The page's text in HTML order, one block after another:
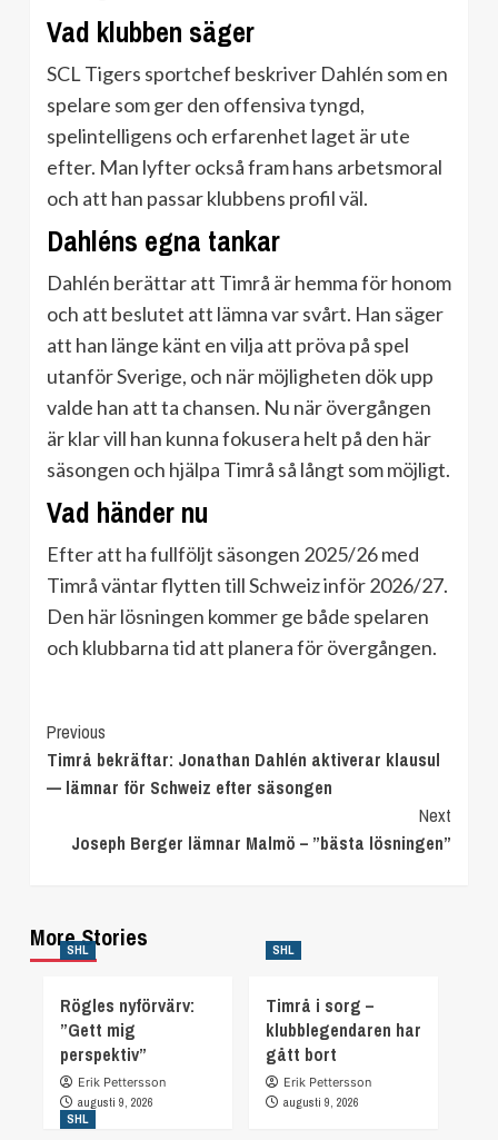
Vad klubben säger
SCL Tigers sportchef beskriver Dahlén som en
spelare som ger den offensiva tyngd,
spelintelligens och erfarenhet laget är ute
efter. Man lyfter också fram hans arbetsmoral
och att han passar klubbens profil väl.
Dahléns egna tankar
Dahlén berättar att Timrå är hemma för honom
och att beslutet att lämna var svårt. Han säger
att han länge känt en vilja att pröva på spel
utanför Sverige, och när möjligheten dök upp
valde han att ta chansen. Nu när övergången
är klar vill han kunna fokusera helt på den här
säsongen och hjälpa Timrå så långt som möjligt.
Vad händer nu
Efter att ha fullföljt säsongen 2025/26 med
Timrå väntar flytten till Schweiz inför 2026/27.
Den här lösningen kommer ge både spelaren
och klubbarna tid att planera för övergången.
Continue
Reading
Previous
Timrå bekräftar: Jonathan Dahlén aktiverar klausul
— lämnar för Schweiz efter säsongen
Next
Joseph Berger lämnar Malmö – ”bästa lösningen”
More Stories
SHL
Rögles nyförvärv:
”Gett mig
perspektiv”
Erik Pettersson
augusti 9, 2026
SHL
Timrå i sorg –
klubblegendaren har
gått bort
Erik Pettersson
augusti 9, 2026
SHL